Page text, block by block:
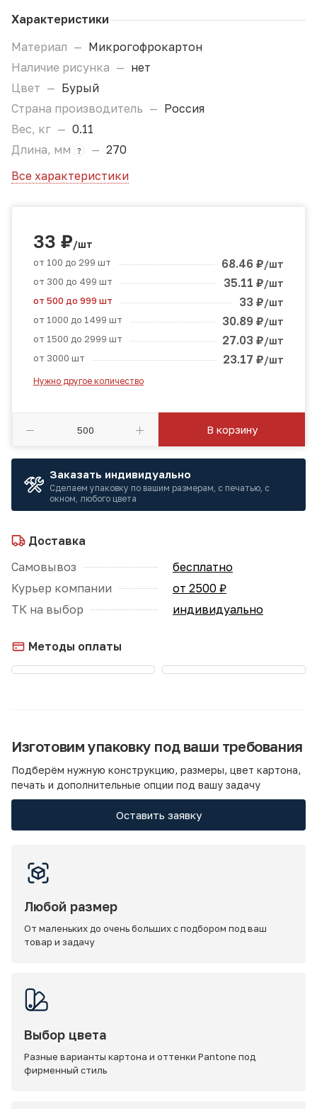
Характеристики
Материал — Микрогофрокартон
Наличие рисунка — нет
Цвет — Бурый
Страна производитель — Россия
Вес, кг — 0.11
Длина, мм
? — 270
Все характеристики
33 ₽/шт
от 100 до 299 шт 68.46 ₽/шт
от 300 до 499 шт 35.11 ₽/шт
от 500 до 999 шт 33 ₽/шт
от 1000 до 1499 шт 30.89 ₽/шт
от 1500 до 2999 шт 27.03 ₽/шт
от 3000 шт 23.17 ₽/шт
Нужно другое количество
В корзину
Заказать индивидуально
Сделаем упаковку по вашим размерам, с печатью, с
окном, любого цвета
Доставка
Самовывоз
бесплатно
Курьер компании
от 2500 ₽
ТК на выбор
индивидуально
Методы оплаты
Изготовим упаковку под ваши требования
Подберём нужную конструкцию, размеры, цвет картона,
печать и дополнительные опции под вашу задачу
Оставить заявку
Любой размер
От маленьких до очень больших с подбором под ваш
товар и задачу
Выбор цвета
Разные варианты картона и оттенки Pantone под
фирменный стиль